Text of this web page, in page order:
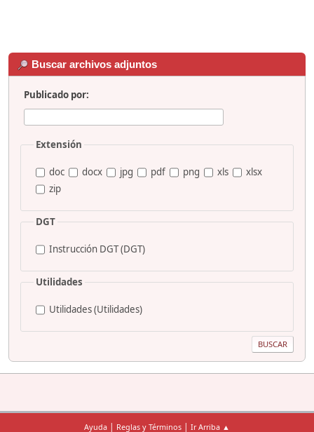
Buscar archivos adjuntos
Publicado por:
Extensión
doc docx jpg pdf png xls
xlsx
zip
DGT
Instrucción DGT (DGT)
Utilidades
Utilidades (Utilidades)
Ayuda | Reglas y Términos | Ir Arriba ▲